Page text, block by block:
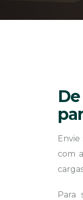
Envie
com
Para